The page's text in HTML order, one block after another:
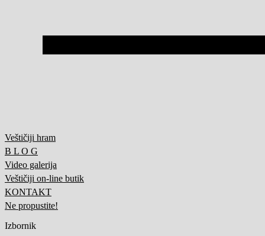
Veštičiji hram
B L O G
Video galerija
Veštičiji on-line butik
KONTAKT
Ne propustite!
Izbornik